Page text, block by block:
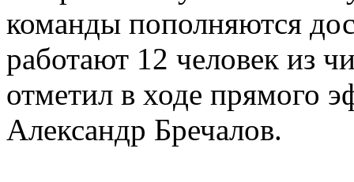
команды пополняются
работают 12 человек из
отметил в ходе прямого
Александр Бречалов.